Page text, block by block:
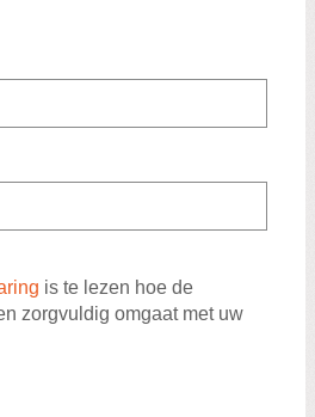
is te lezen hoe de
zorgvuldig omgaat met uw